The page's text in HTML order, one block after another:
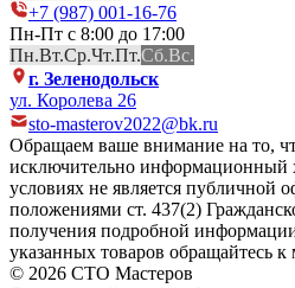
+7 (987) 001-16-76
Пн-Пт с 8:00 до 17:00
Пн.Вт.Ср.Чт.Пт.Сб.Вс.
г. Зеленодольск
ул. Королева 26
sto-masterov2022@bk.ru
Обращаем ваше внимание на то,
исключительно информационный
условиях не является публичной
положениями ст. 437(2)
получения подробной
указанных товаров обращайтесь
© 2026 СТО Мастеров